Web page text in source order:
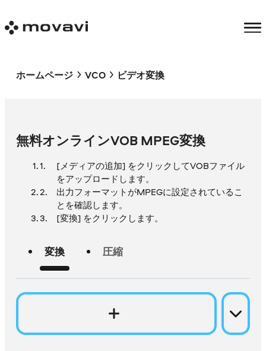
ホームページ VCO ビデオ変換
無料オンラインVOB MPEG変換
[メディアの追加] をクリックしてVOBファイル
をアップロードします。
出力フォーマットがMPEGに設定されているこ
とを確認します。
[変換] をクリックします。
変換 圧縮